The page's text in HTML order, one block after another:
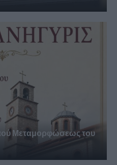
Μεταμορφώσεως του